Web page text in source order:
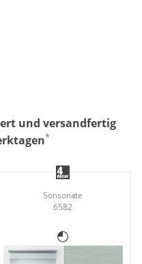
und versandfertig
*
Sonsonate
6582